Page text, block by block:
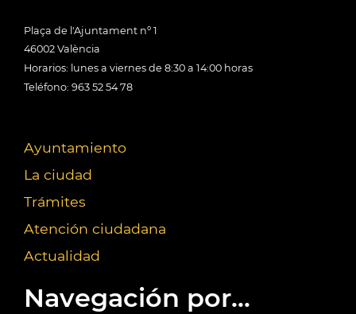
Plaça de l'Ajuntament nº 1
46002 València
Horarios: lunes a viernes de 8:30 a 14:00 horas
Teléfono: 963 52 54 78
Ayuntamiento
La ciudad
Trámites
Atención ciudadana
Actualidad
Navegación por...